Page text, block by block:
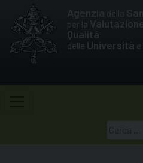
content
per la Valutazione
Qualità
delle Università e
per: